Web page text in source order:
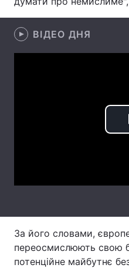
Тема оформлення
ВІДЕО ДНЯ
За його словами,
переосмислюють свою
потенційне майбутнє